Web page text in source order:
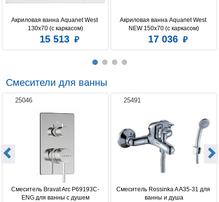
Акриловая ванна Aquanet West
130x70 (с каркасом)
15 513
Акриловая ванна Aquanet West
NEW 150x70 (с каркасом)
17 036
Смесители для ванны
25046
Смеситель Bravat Arc P69193C-
ENG для ванны с душем
25491
Смеситель Rossinka A A35-31 для
ванны и душа